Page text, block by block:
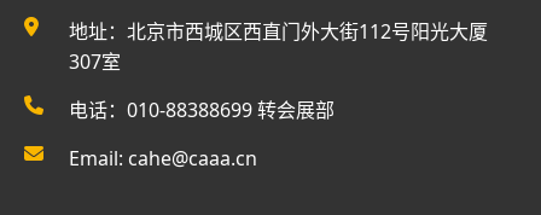
地址：北京市西城区西直门外大街112号阳光大厦
307室
电话：010-88388699 转会展部
Email: cahe@caaa.cn